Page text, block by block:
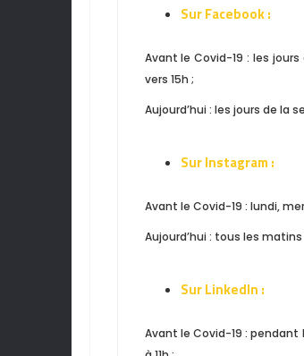
Sur Facebook :
Avant le Covid-19 : les
vers 15h ;
Aujourd’hui : les jours de la
Sur Instagram :
Avant le Covid-19 : lundi,
Aujourd’hui : tous les matins
Sur LinkedIn :
Avant le Covid-19 :